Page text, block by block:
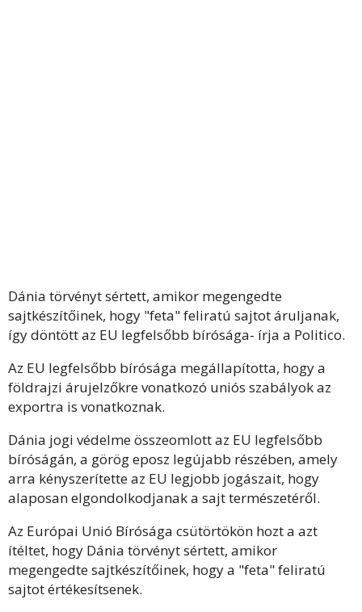
Dánia törvényt sértett, amikor megengedte
sajtkészítőinek, hogy "feta" feliratú sajtot áruljanak,
így döntött az EU legfelsőbb bírósága- írja a Politico.
Az EU legfelsőbb bírósága megállapította, hogy a
földrajzi árujelzőkre vonatkozó uniós szabályok az
exportra is vonatkoznak.
Dánia jogi védelme összeomlott az EU legfelsőbb
bíróságán, a görög eposz legújabb részében, amely
arra kényszerítette az EU legjobb jogászait, hogy
alaposan elgondolkodjanak a sajt természetéről.
Az Európai Unió Bírósága csütörtökön hozt a azt
ítéltet, hogy Dánia törvényt sértett, amikor
megengedte sajtkészítőinek, hogy a "feta" feliratú
sajtot értékesítsenek.